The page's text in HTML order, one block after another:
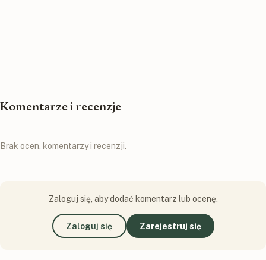
Komentarze i recenzje
Brak ocen, komentarzy i recenzji.
Zaloguj się, aby dodać komentarz lub ocenę.
Zaloguj się Zarejestruj się